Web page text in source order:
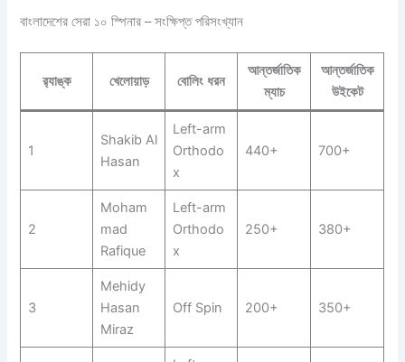
বাংলাদেশের সেরা ১০ স্পিনার – সংক্ষিপ্ত পরিসংখ্যান
র‍্যাঙ্ক খেলোয়াড় বোলিং ধরন
আন্তর্জাতিক
ম্যাচ
আন্তর্জাতিক
উইকেট
1
Shakib Al
Hasan
Left-arm
Orthodo
x
440+ 700+
2
Moham
mad
Rafique
Left-arm
Orthodo
x
250+ 380+
3
Mehidy
Hasan
Miraz
Off Spin 200+ 350+